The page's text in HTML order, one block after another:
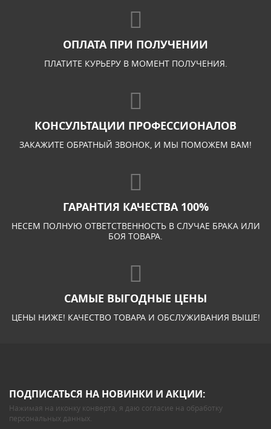
ОПЛАТА ПРИ ПОЛУЧЕНИИ
ПЛАТИТЕ КУРЬЕРУ В МОМЕНТ ПОЛУЧЕНИЯ.
КОНСУЛЬТАЦИИ ПРОФЕССИОНАЛОВ
ЗАКАЖИТЕ ОБРАТНЫЙ ЗВОНОК, И МЫ ПОМОЖЕМ ВАМ!
ГАРАНТИЯ КАЧЕСТВА 100%
НЕСЕМ ПОЛНУЮ ОТВЕТСТВЕННОСТЬ В СЛУЧАЕ БРАКА ИЛИ
БОЯ ТОВАРА.
САМЫЕ ВЫГОДНЫЕ ЦЕНЫ
ЦЕНЫ НИЖЕ! КАЧЕСТВО ТОВАРА И ОБСЛУЖИВАНИЯ ВЫШЕ!
ПОДПИСАТЬСЯ НА НОВИНКИ И АКЦИИ:
Нажимая на иконку конверта, я даю согласие на обработку
персональных данных.